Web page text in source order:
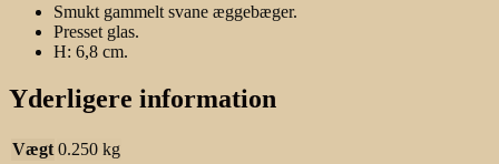
Smukt gammelt svane æggebæger.
Presset glas.
H: 6,8 cm.
Yderligere information
Vægt 0.250 kg